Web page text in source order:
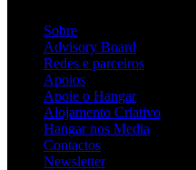
Sobre
Advisory Board
Redes e parceiros
Apoios
Apoie o Hangar
Alojamento Criativo
Hangar nos Media
Contactos
Newsletter